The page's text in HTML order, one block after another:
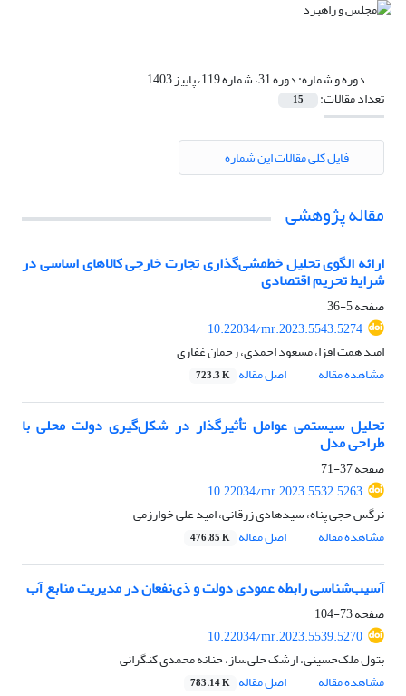
دوره و شماره:دوره 31، شماره 119، پاییز 1403
تعداد مقالات: 15
فایل کلی مقالات این شماره
مقاله پژوهشی
ارائه الگوی تحلیل خط‌مشی‌گذاری تجارت خارجی کالاهای اساسی در
شرایط تحریم اقتصادی
صفحه5-36
10.22034/mr.2023.5543.5274
امید همت افزا، مسعود احمدی، رحمان غفاری
مشاهده مقاله
اصل مقاله 723.3 K
تحلیل سیستمی عوامل تأثیرگذار در شکل‌گیری دولت محلی با
طراحی مدل
صفحه37-71
10.22034/mr.2023.5532.5263
نرگس حجی پناه، سیدهادی زرقانی، امید علی خوارزمی
مشاهده مقاله
اصل مقاله 476.85 K
آسیب‌شناسی رابطه‌ عمودی دولت و ذی‌نفعان در مدیریت منابع آب
صفحه73-104
10.22034/mr.2023.5539.5270
بتول ملک‌حسینی، ارشک حلی‌ساز، حنانه محمدی کنگرانی
مشاهده مقاله
اصل مقاله 783.14 K